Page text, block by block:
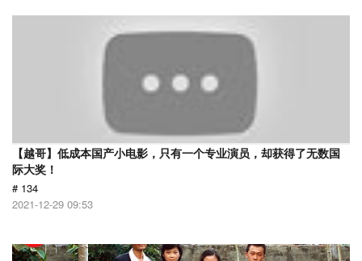
【越哥】低成本国产小电影，只有一个专业演员，却获得了无数国
际大奖！
# 134
2021-12-29 09:53